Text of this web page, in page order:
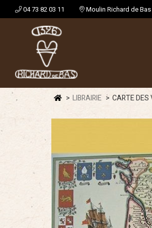
LIBRAIRIE CARTE DES
04 73 82 03 11 Moulin Richard de